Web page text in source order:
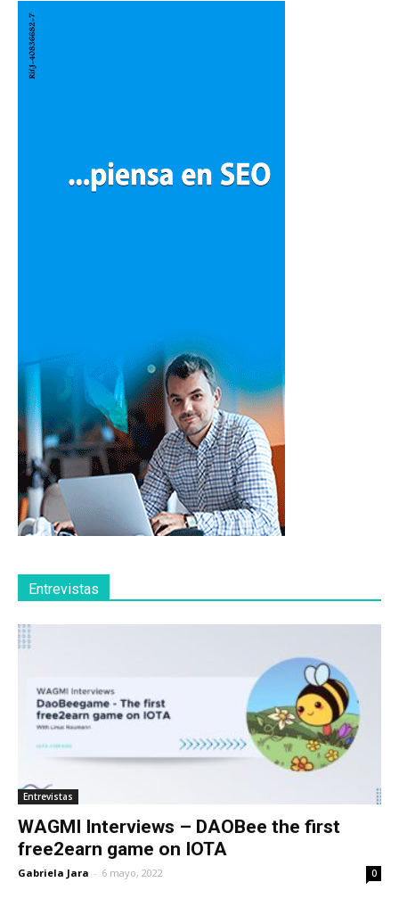
Entrevistas
Entrevistas
WAGMI Interviews – DAOBee the first
free2earn game on IOTA
Gabriela Jara - 6 mayo, 2022 0